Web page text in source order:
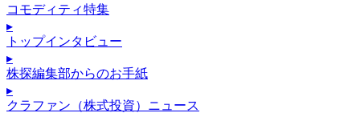
コモディティ特集
▸
トップインタビュー
▸
株探編集部からのお手紙
▸
クラファン（株式投資）ニュース